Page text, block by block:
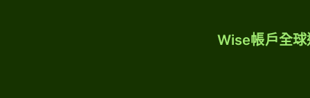
Wise帳戶全球